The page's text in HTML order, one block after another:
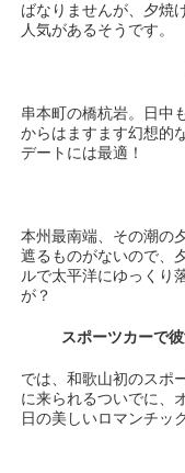
ばなりませんが、夕焼
人気があるそうです。
串本町の橋杭岩。日中
からはますます幻想的
デートには最適！
本州最南端、その潮の
遮るものがないので、
ルで太平洋にゆっくり
が？
スポーツカーで
では、和歌山初のスポ
に来られるついでに、
日の美しいロマンチッ